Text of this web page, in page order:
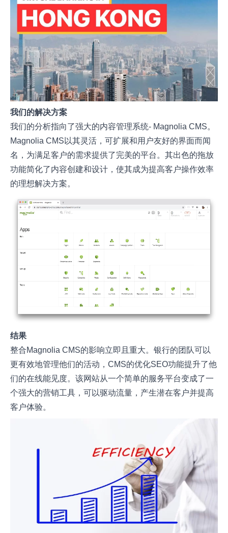
我们的解决方案
我们的分析指向了强大的内容管理系统- Magnolia CMS。
Magnolia CMS以其灵活，可扩展和用户友好的界面而闻
名，为满足客户的需求提供了完美的平台。其出色的拖放
功能简化了内容创建和设计，使其成为提高客户操作效率
的理想解决方案。
结果
整合Magnolia CMS的影响立即且重大。银行的团队可以
更有效地管理他们的活动，CMS的优化SEO功能提升了他
们的在线能见度。该网站从一个简单的服务平台变成了一
个强大的营销工具，可以驱动流量，产生潜在客户并提高
客户体验。